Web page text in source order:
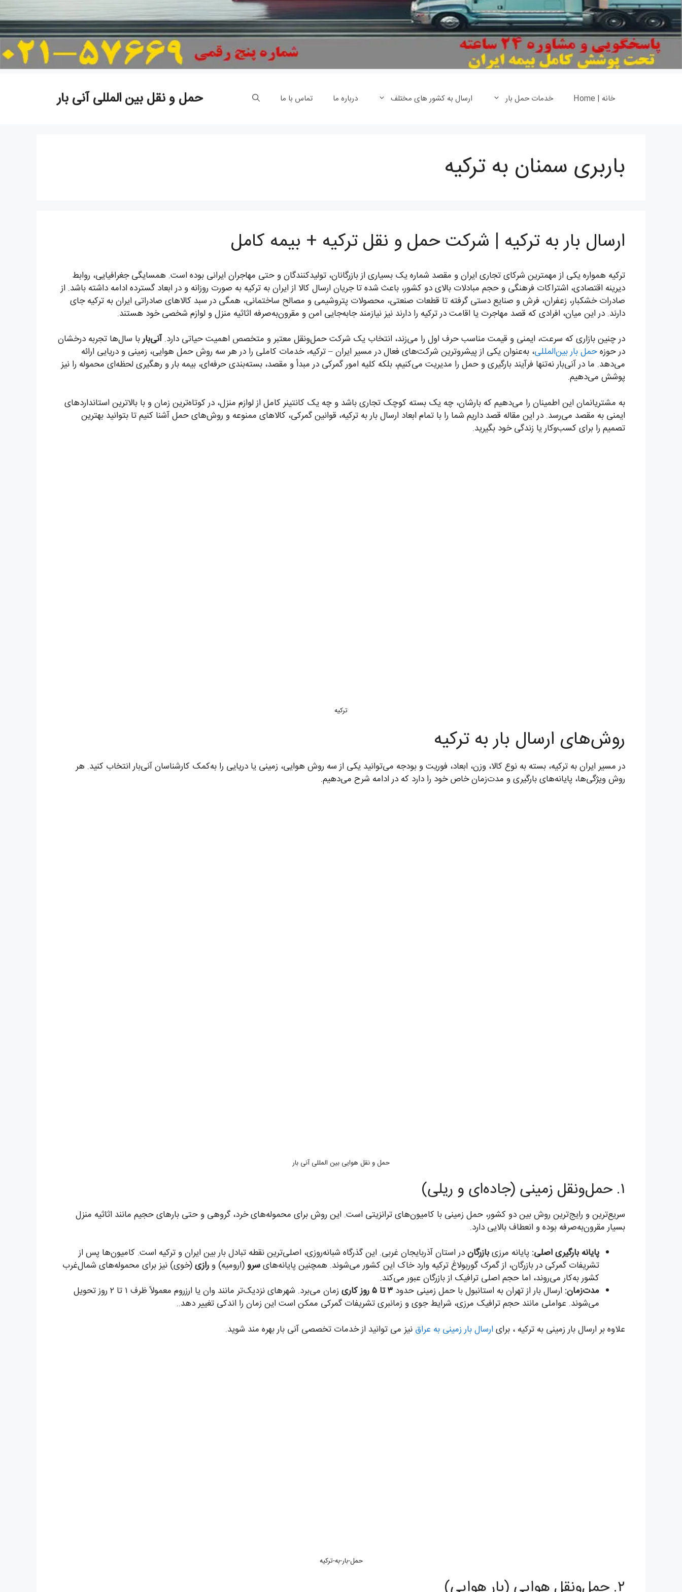
حمل و نقل بین المللی آنی بار خانه | Home خدمات حمل بار ارسال به کشور های مختلف درباره ما تماس با ما
باربری سمنان به ترکیه
ارسال بار به ترکیه | شرکت حمل و نقل ترکیه + بیمه کامل
ترکیه همواره یکی از مهمترین شرکای تجاری ایران و مقصد شماره یک بسیاری از بازرگانان، تولیدکنندگان و حتی مهاجران ایرانی بوده است. همسایگی جغرافیایی، روابط
دیرینه اقتصادی، اشتراکات فرهنگی و حجم مبادلات بالای دو کشور، باعث شده تا جریان ارسال کالا از ایران به ترکیه به صورت روزانه و در ابعاد گسترده ادامه داشته باشد. از
صادرات خشکبار، زعفران، فرش و صنایع دستی گرفته تا قطعات صنعتی، محصولات پتروشیمی و مصالح ساختمانی، همگی در سبد کالاهای صادراتی ایران به ترکیه جای
دارند. در این میان، افرادی که قصد مهاجرت یا اقامت در ترکیه را دارند نیز نیازمند جابه‌جایی امن و مقرون‌به‌صرفه اثاثیه منزل و لوازم شخصی خود هستند.
در چنین بازاری که سرعت، ایمنی و قیمت مناسب حرف اول را می‌زند، انتخاب یک شرکت حمل‌ونقل معتبر و متخصص اهمیت حیاتی دارد.آنی‌باربا سال‌ها تجربه درخشان
در حوزهحمل بار بین‌المللی، به‌عنوان یکی از پیشروترین شرکت‌های فعال در مسیر ایران – ترکیه، خدمات کاملی را در هر سه روش حمل هوایی، زمینی و دریایی ارائه
می‌دهد. ما در آنی‌بار نه‌تنها فرآیند بارگیری و حمل را مدیریت می‌کنیم، بلکه کلیه امور گمرکی در مبدأ و مقصد، بسته‌بندی حرفه‌ای، بیمه بار و رهگیری لحظه‌ای محموله را نیز
پوشش می‌دهیم.
به مشتریانمان این اطمینان را می‌دهیم که بارشان، چه یک بسته کوچک تجاری باشد و چه یک کانتینر کامل از لوازم منزل، در کوتاه‌ترین زمان و با بالاترین استانداردهای
ایمنی به مقصد می‌رسد. در این مقاله قصد داریم شما را با تمام ابعاد ارسال بار به ترکیه، قوانین گمرکی، کالاهای ممنوعه و روش‌های حمل آشنا کنیم تا بتوانید بهترین
تصمیم را برای کسب‌وکار یا زندگی خود بگیرید.
ترکیه
روش‌های ارسال بار به ترکیه
در مسیر ایران به ترکیه، بسته به نوع کالا، وزن، ابعاد، فوریت و بودجه می‌توانید یکی از سه روش هوایی، زمینی یا دریایی را به‌کمک کارشناسان آنی‌بار انتخاب کنید. هر
روش ویژگی‌ها، پایانه‌های بارگیری و مدت‌زمان خاص خود را دارد که در ادامه شرح می‌دهیم.
حمل و نقل هوایی بین المللی آنی بار
۱. حمل‌ونقل زمینی (جاده‌ای و ریلی)
سریع‌ترین و رایج‌ترین روش بین دو کشور، حمل زمینی با کامیون‌های ترانزیتی است. این روش برای محموله‌های خرد، گروهی و حتی بارهای حجیم مانند اثاثیه منزل
بسیار مقرون‌به‌صرفه بوده و انعطاف بالایی دارد.
پایانه بارگیری اصلی: پایانه مرزیبازرگاندر استان آذربایجان غربی. این گذرگاه شبانه‌روزی، اصلی‌ترین نقطه تبادل بار بین ایران و ترکیه است. کامیون‌ها پس از
تشریفات گمرکی در بازرگان، از گمرک گوربولاغ ترکیه وارد خاک این کشور می‌شوند. همچنین پایانه‌هایسرو(ارومیه) ورازی(خوی) نیز برای محموله‌های شمال‌غرب
کشور به‌کار می‌روند، اما حجم اصلی ترافیک از بازرگان عبور می‌کند.
مدت‌زمان: ارسال بار از تهران به استانبول با حمل زمینی حدود ۳ تا ۵ روز کاری
زمان می‌برد. شهرهای نزدیک‌تر مانند وان یا ارزروم معمولاً ظرف ۱ تا ۲ روز تحویل
می‌شوند. عواملی مانند حجم ترافیک مرزی، شرایط جوی و زمانبری تشریفات گمرکی ممکن است این زمان را اندکی تغییر دهد..
علاوه بر ارسال بار زمینی به ترکیه ، برایارسال بار زمینی به عراق نیز می توانید از خدمات تخصصی آنی بار بهره مند شوید.
حمل-بار-به-ترکیه